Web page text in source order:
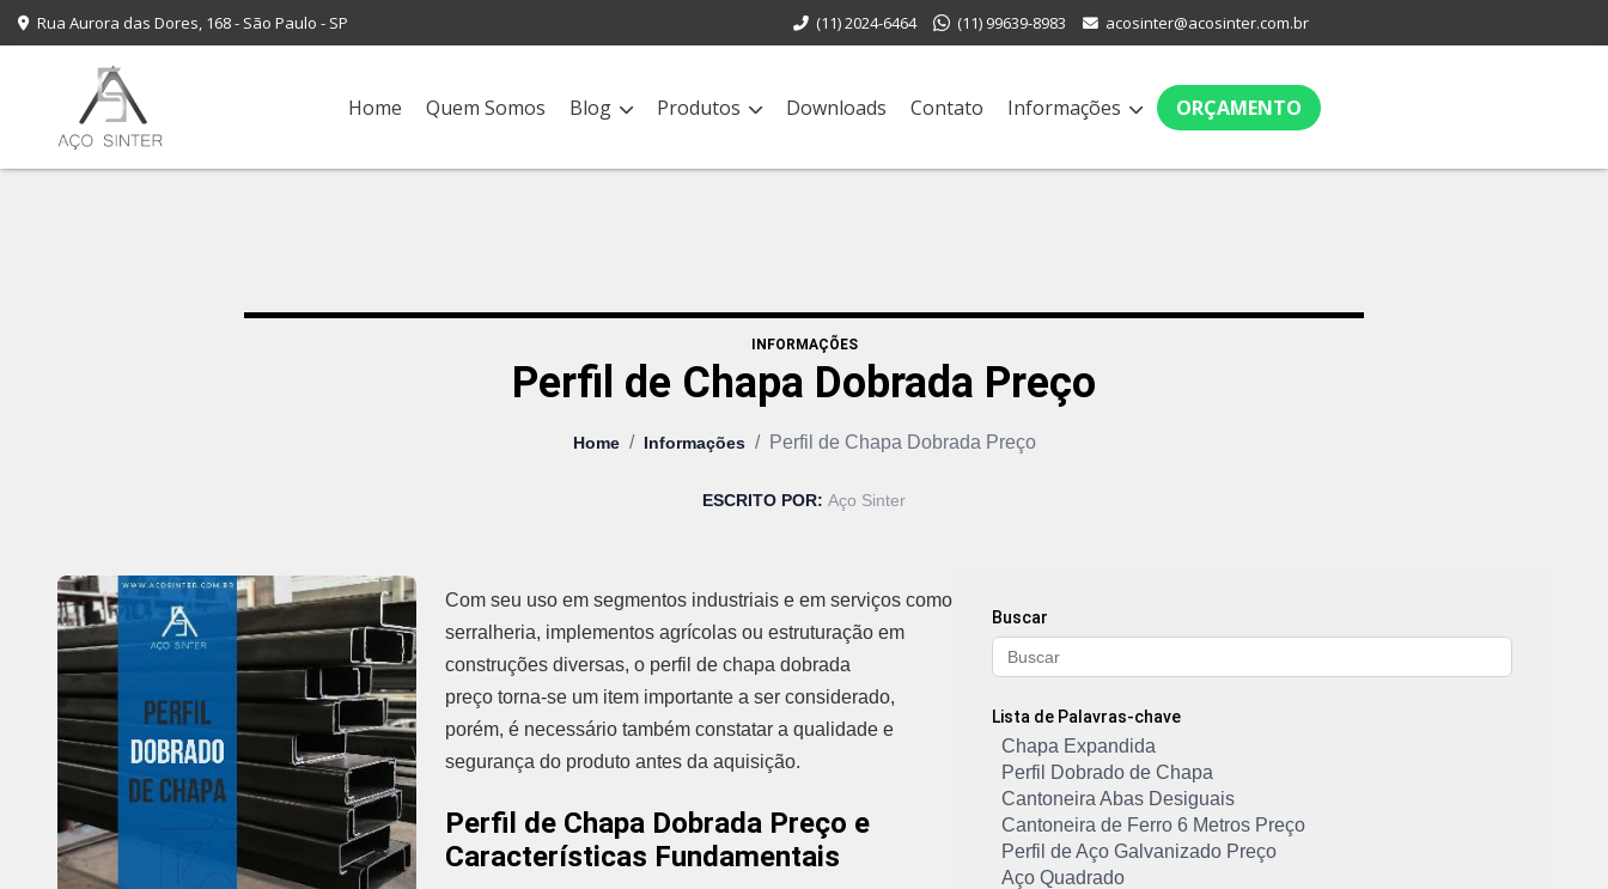
Rua Aurora das Dores, 168 - São Paulo - SP (11) 2024-6464 (11) 99639-8983 acosinter@acosinter.com.br
Home Quem Somos Blog Produtos Downloads Contato Informações ORÇAMENTO
INFORMAÇÕES
Perfil de Chapa Dobrada Preço
Home / Informações / Perfil de Chapa Dobrada Preço
ESCRITO POR: Aço Sinter
Com seu uso em segmentos industriais e em serviços como
serralheria, implementos agrícolas ou estruturação em
construções diversas, o perfil de chapa dobrada
preço torna-se um item importante a ser considerado,
porém, é necessário também constatar a qualidade e
segurança do produto antes da aquisição.
Perfil de Chapa Dobrada Preço e
Características Fundamentais
Buscar
Lista de Palavras-chave
Chapa Expandida
Perfil Dobrado de Chapa
Cantoneira Abas Desiguais
Cantoneira de Ferro 6 Metros Preço
Perfil de Aço Galvanizado Preço
Aço Quadrado